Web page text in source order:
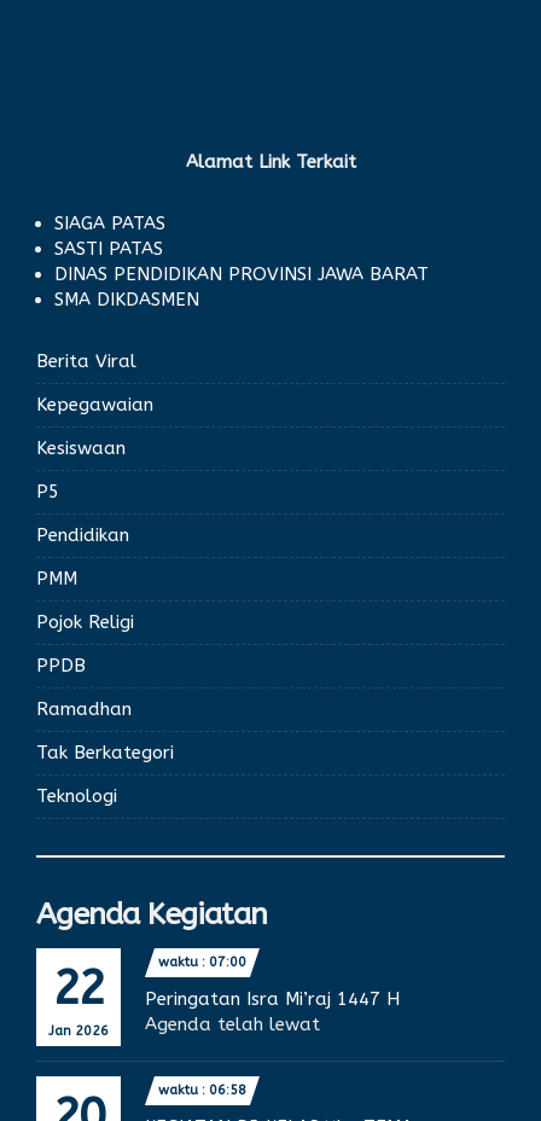
Alamat Link Terkait
SIAGA PATAS
SASTI PATAS
DINAS PENDIDIKAN PROVINSI JAWA BARAT
SMA DIKDASMEN
Berita Viral
Kepegawaian
Kesiswaan
P5
Pendidikan
PMM
Pojok Religi
PPDB
Ramadhan
Tak Berkategori
Teknologi
Agenda Kegiatan
22
Jan 2026
waktu : 07:00
Peringatan Isra Mi’raj 1447 H
Agenda telah lewat
waktu : 06:58